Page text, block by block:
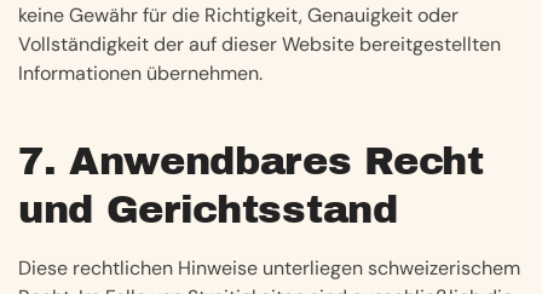
keine Gewähr für die Richtigkeit, Genauigkeit oder
Vollständigkeit der auf dieser Website bereitgestellten
Informationen übernehmen.
7. Anwendbares Recht
und Gerichtsstand
Diese rechtlichen Hinweise unterliegen schweizerischem